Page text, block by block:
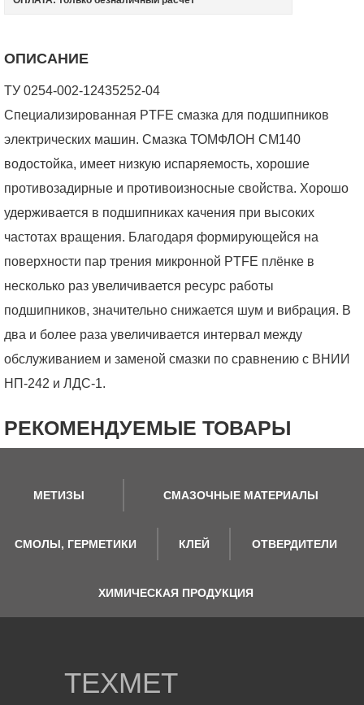
ОПИСАНИЕ
ТУ 0254-002-12435252-04
Специализированная PTFE смазка для подшипников
электрических машин. Смазка ТОМФЛОН СМ140
водостойка, имеет низкую испаряемость, хорошие
противозадирные и противоизносные свойства. Хорошо
удерживается в подшипниках качения при высоких
частотах вращения. Благодаря формирующейся на
поверхности пар трения микронной PTFE плёнке в
несколько раз увеличивается ресурс работы
подшипников, значительно снижается шум и вибрация. В
два и более раза увеличивается интервал между
обслуживанием и заменой смазки по сравнению с ВНИИ
НП-242 и ЛДС-1.
РЕКОМЕНДУЕМЫЕ ТОВАРЫ
МЕТИЗЫ СМАЗОЧНЫЕ МАТЕРИАЛЫ
СМОЛЫ, ГЕРМЕТИКИ КЛЕЙ ОТВЕРДИТЕЛИ
ХИМИЧЕСКАЯ ПРОДУКЦИЯ
ТЕХМЕТ